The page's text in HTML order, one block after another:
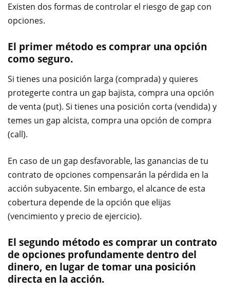
Existen dos formas de controlar el riesgo de gap con
opciones.
El primer método es comprar una opción
como seguro.
Si tienes una posición larga (comprada) y quieres
protegerte contra un gap bajista, compra una opción
de venta (put). Si tienes una posición corta (vendida) y
temes un gap alcista, compra una opción de compra
(call).
En caso de un gap desfavorable, las ganancias de tu
contrato de opciones compensarán la pérdida en la
acción subyacente. Sin embargo, el alcance de esta
cobertura depende de la opción que elijas
(vencimiento y precio de ejercicio).
El segundo método es comprar un contrato
de opciones profundamente dentro del
dinero, en lugar de tomar una posición
directa en la acción.